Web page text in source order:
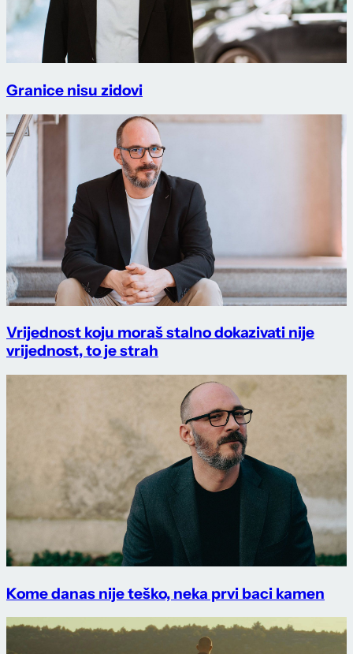
Granice nisu zidovi
Vrijednost koju moraš stalno dokazivati nije
vrijednost, to je strah
Kome danas nije teško, neka prvi baci kamen